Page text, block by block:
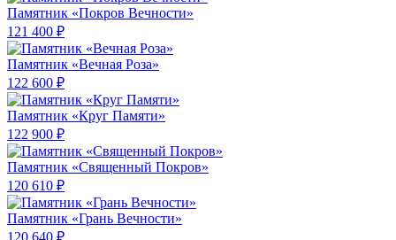
Памятник «Покров Вечности»
121 400 ₽
Памятник «Вечная Роза»
122 600 ₽
Памятник «Круг Памяти»
122 900 ₽
Памятник «Священный Покров»
120 610 ₽
Памятник «Грань Вечности»